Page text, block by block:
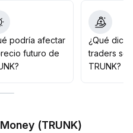
incrementar
el riesgo de falsas
del uso de capital
podría afectar
futuro de
¿Qué
traders
TRUNK?
(TRUNK)